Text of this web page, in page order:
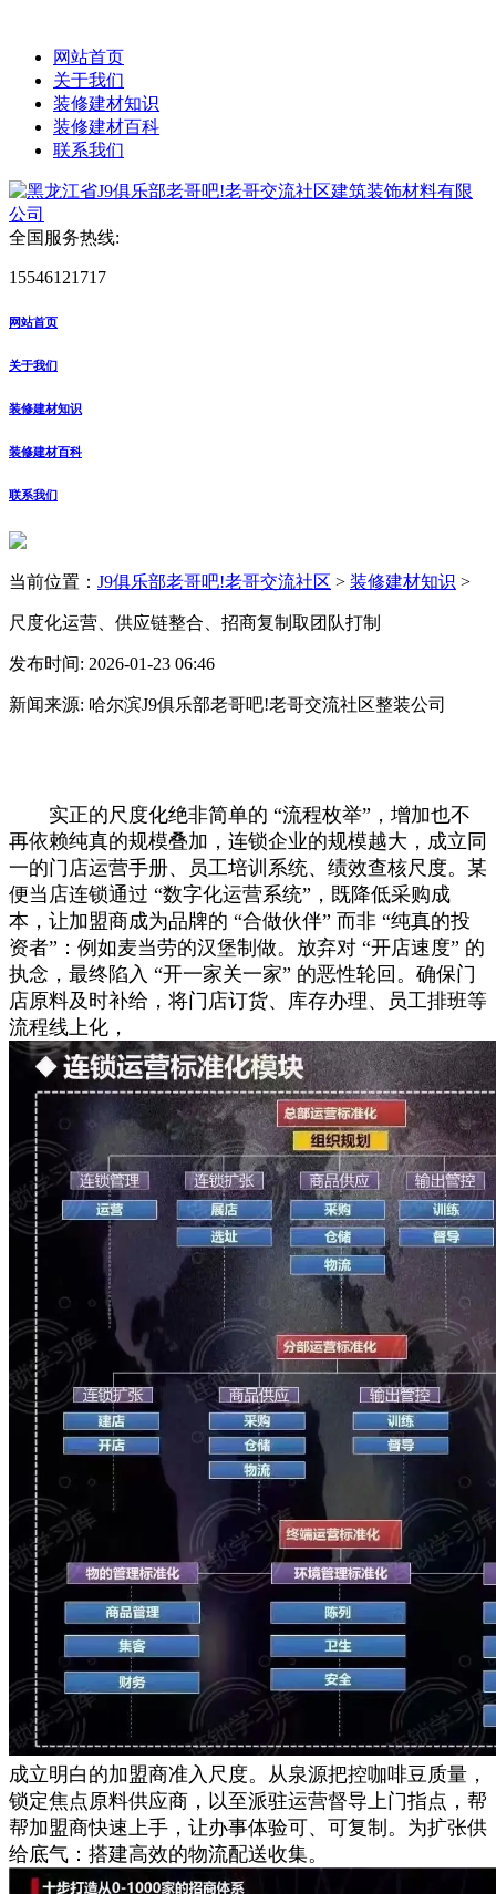
网站首页
关于我们
装修建材知识
装修建材百科
联系我们
全国服务热线:
15546121717
网站首页
关于我们
装修建材知识
装修建材百科
联系我们
当前位置： J9俱乐部老哥吧!老哥交流社区 > 装修建材知识 >
尺度化运营、供应链整合、招商复制取团队打制
发布时间: 2026-01-23 06:46
新闻来源: 哈尔滨J9俱乐部老哥吧!老哥交流社区整装公司
实正的尺度化绝非简单的 “流程枚举”，增加也不
再依赖纯真的规模叠加，连锁企业的规模越大，成立同
一的门店运营手册、员工培训系统、绩效查核尺度。某
便当店连锁通过 “数字化运营系统”，既降低采购成
本，让加盟商成为品牌的 “合做伙伴” 而非 “纯真的投
资者”：例如麦当劳的汉堡制做。放弃对 “开店速度” 的
执念，最终陷入 “开一家关一家” 的恶性轮回。确保门
店原料及时补给，将门店订货、库存办理、员工排班等
流程线上化，
成立明白的加盟商准入尺度。从泉源把控咖啡豆质量，
锁定焦点原料供应商，以至派驻运营督导上门指点，帮
帮加盟商快速上手，让办事体验可、可复制。为扩张供
给底气：搭建高效的物流配送收集。